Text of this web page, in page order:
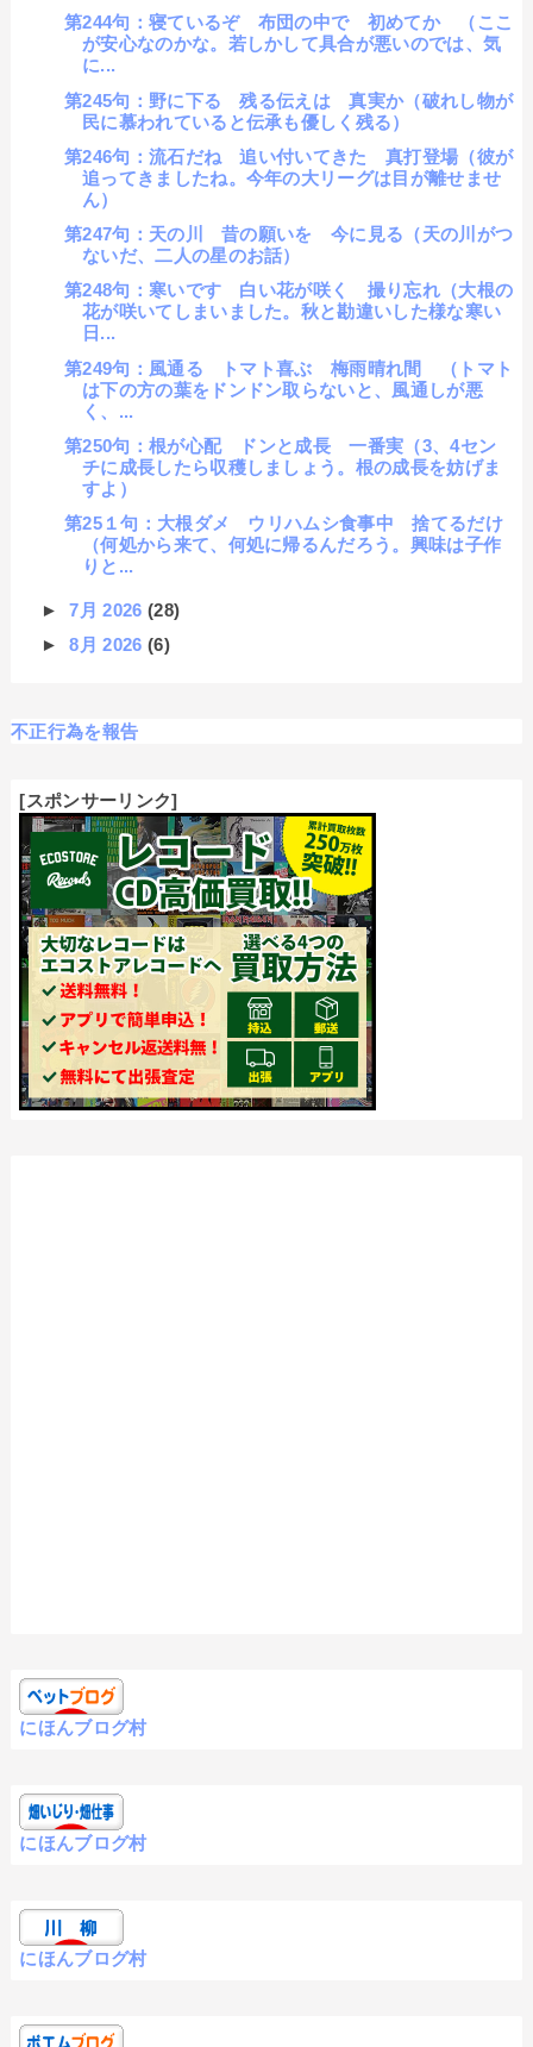
第244句：寝ているぞ 布団の中で 初めてか （ここ
が安心なのかな。若しかして具合が悪いのでは、気
に...
第245句：野に下る 残る伝えは 真実か（破れし物が
民に慕われていると伝承も優しく残る）
第246句：流石だね 追い付いてきた 真打登場（彼が
追ってきましたね。今年の大リーグは目が離せませ
ん）
第247句：天の川 昔の願いを 今に見る（天の川がつ
ないだ、二人の星のお話）
第248句：寒いです 白い花が咲く 撮り忘れ（大根の
花が咲いてしまいました。秋と勘違いした様な寒い
日...
第249句：風通る トマト喜ぶ 梅雨晴れ間 （トマト
は下の方の葉をドンドン取らないと、風通しが悪
く、...
第250句：根が心配 ドンと成長 一番実（3、4セン
チに成長したら収穫しましょう。根の成長を妨げま
すよ）
第25１句：大根ダメ ウリハムシ食事中 捨てるだけ
（何処から来て、何処に帰るんだろう。興味は子作
りと...
►7月 2026 (28)
►8月 2026 (6)
不正行為を報告
[スポンサーリンク]
にほんブログ村
にほんブログ村
にほんブログ村